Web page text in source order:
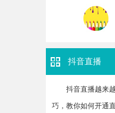
抖音直播
抖音直播越来
巧，教你如何开通